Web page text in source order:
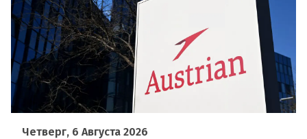
Четверг, 6 Августа 2026